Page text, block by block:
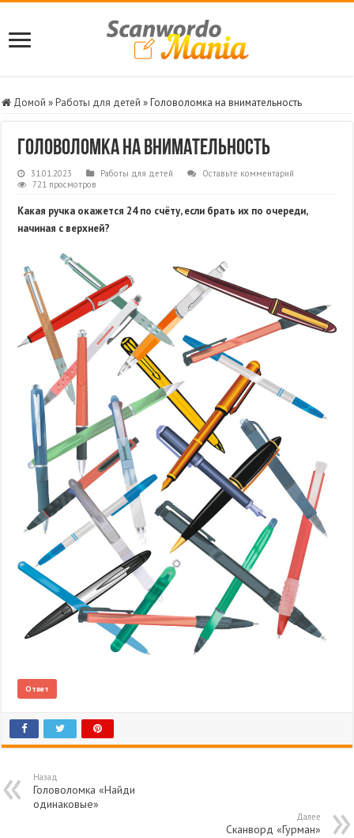
Домой »Работы для детей »Головоломка на внимательность
Головоломка на внимательность
31.01.2023 Работы для детей
Оставьте комментарий
721 просмотров
Какая ручка окажется 24 по счёту, если брать их по очереди,
начиная с верхней?
Ответ
Назад
Головоломка «Найди
одинаковые»
Далее
Сканворд «Гурман»